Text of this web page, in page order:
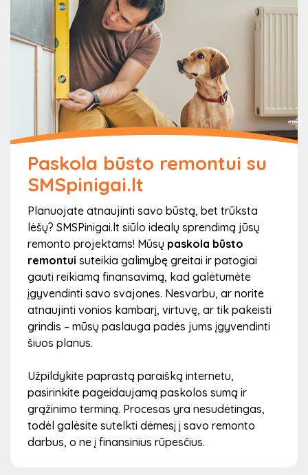
Paskola būsto remontui su
SMSpinigai.lt
Planuojate atnaujinti savo būstą, bet trūksta
lėšų? SMSPinigai.lt siūlo idealų sprendimą jūsų
remonto projektams! Mūsų paskola būsto
remontui suteikia galimybę greitai ir patogiai
gauti reikiamą finansavimą, kad galėtumėte
įgyvendinti savo svajones. Nesvarbu, ar norite
atnaujinti vonios kambarį, virtuvę, ar tik pakeisti
grindis – mūsų paslauga padės jums įgyvendinti
šiuos planus.
Užpildykite paprastą paraišką internetu,
pasirinkite pageidaujamą paskolos sumą ir
grąžinimo terminą. Procesas yra nesudėtingas,
todėl galėsite sutelkti dėmesį į savo remonto
darbus, o ne į finansinius rūpesčius.